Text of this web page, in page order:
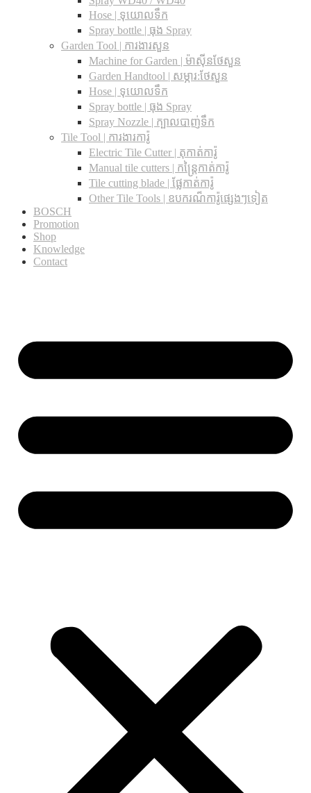
Hose | ទុយោលទឹក
Spray bottle | ធុង Spray
Garden Tool | ការងារសួន
Machine for Garden | ម៉ាស៊ីនថែសួន
Garden Handtool | សម្ភារ:ថែសួន
Hose | ទុយោលទឹក
Spray bottle | ធុង Spray
Spray Nozzle | ក្បាលបាញ់ទឹក
Tile Tool | ការងារការ៉ូ
Electric Tile Cutter | តុកាត់ការ៉ូ
Manual tile cutters | កន្ត្រៃកាត់ការ៉ូ
Tile cutting blade | ផ្លែកាត់ការ៉ូ
Other Tile Tools | ឧបករណ៏ការ៉ូផ្សេងៗទៀត
BOSCH
Promotion
Shop
Knowledge
Contact